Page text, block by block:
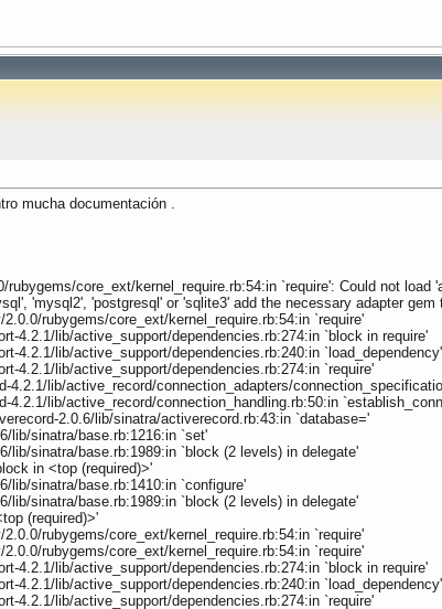
mucha documentación .
core_ext/kernel_require.rb:54:in `require': Could not
'mysql2', 'postgresql' or 'sqlite3' add the necessary adapter gem
rubygems/core_ext/kernel_require.rb:54:in `require'
4.2.1/lib/active_support/dependencies.rb:274:in `block in require'
4.2.1/lib/active_support/dependencies.rb:240:in `load_dependency'
4.2.1/lib/active_support/dependencies.rb:274:in `require'
lib/active_record/connection_adapters/
lib/active_record/connection_handling.rb:50:in
2.0.6/lib/sinatra/activerecord.rb:43:in `database='
lib/sinatra/base.rb:1216:in `set'
lib/sinatra/base.rb:1989:in `block (2 levels) in delegate'
in <top (required)>'
lib/sinatra/base.rb:1410:in `configure'
lib/sinatra/base.rb:1989:in `block (2 levels) in delegate'
(required)>'
rubygems/core_ext/kernel_require.rb:54:in `require'
rubygems/core_ext/kernel_require.rb:54:in `require'
4.2.1/lib/active_support/dependencies.rb:274:in `block in require'
4.2.1/lib/active_support/dependencies.rb:240:in `load_dependency'
4.2.1/lib/active_support/dependencies.rb:274:in `require'